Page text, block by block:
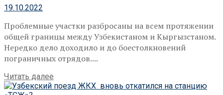
19.10.2022
Проблемные участки разбросаны на всем протяжении
общей границы между Узбекистаном и Кыргызстаном.
Нередко дело доходило и до боестолкновений
пограничных отрядов....
Читать далее